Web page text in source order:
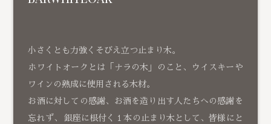
小さくとも力強くそびえ立つ止まり木。
ホワイトオークとは「ナラの木」のこと、ウイスキーや
ワインの熟成に使用される木材。
お酒に対しての感謝、お酒を造り出す人たちへの感謝を
忘れず、 銀座に根付く１本の止まり木として、皆様にと